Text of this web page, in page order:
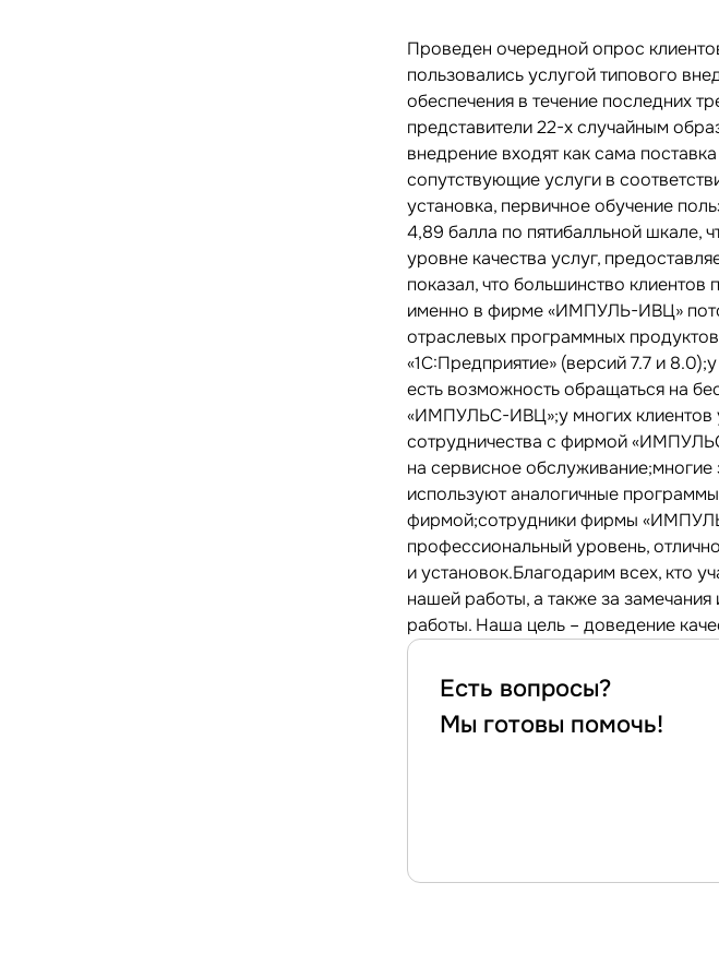
Проведен очередной опрос
пользовались услугой типового
обеспечения в течение последних
представители 22-х случайным
внедрение входят как сама
сопутствующие услуги в
установка, первичное обучение
4,89 балла по пятибалльной шкале,
уровне качества услуг,
показал, что большинство
именно в фирме «ИМПУЛЬ-ИВЦ»
отраслевых программных
«1С:Предприятие» (версий 7.7 и
есть возможность обращаться на
«ИМПУЛЬС-ИВЦ»;у многих клиентов
сотрудничества с фирмой
на сервисное
используют аналогичные
фирмой;сотрудники фирмы
профессиональный уровень,
и установок.Благодарим всех, кто
нашей работы, а также за
работы. Наша цель – доведение
Есть вопросы?
Мы готовы помочь!